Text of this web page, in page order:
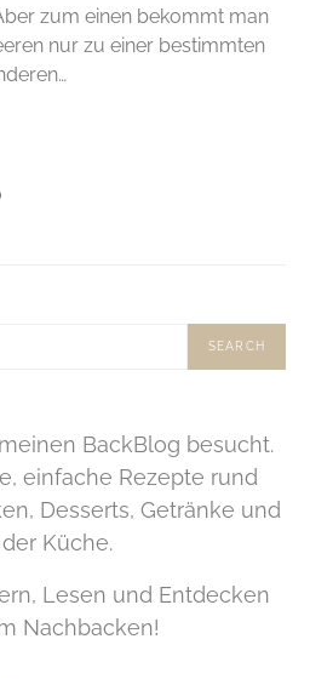
zum einen bekommt man
nur zu einer bestimmten
SEARCH
BackBlog besucht.
einfache Rezepte rund
Desserts, Getränke und
Küche.
Lesen und Entdecken
Nachbacken!